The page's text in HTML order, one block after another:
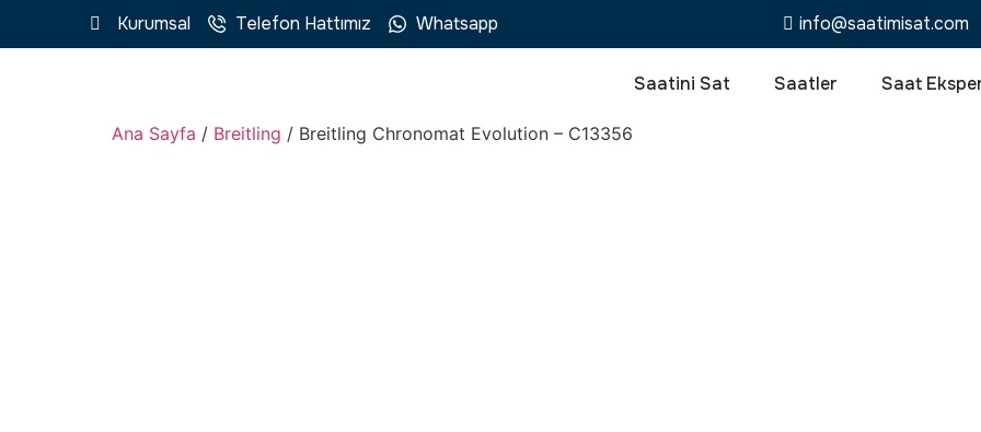
Kurumsal Telefon Hattımız Whatsapp info@saatimisat.com
Saatini Sat Saatler Saat
Ana Sayfa / Breitling / Breitling Chronomat Evolution – C13356